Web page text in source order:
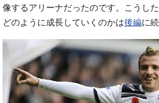
像するアリーナだったのです。こうし
どのように成長していくのかは後編に